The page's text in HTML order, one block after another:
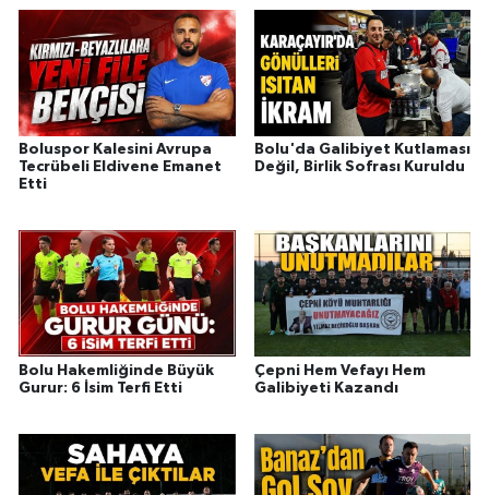
Boluspor Kalesini Avrupa
Tecrübeli Eldivene Emanet
Etti
Bolu'da Galibiyet Kutlaması
Değil, Birlik Sofrası Kuruldu
Bolu Hakemliğinde Büyük
Gurur: 6 İsim Terfi Etti
Çepni Hem Vefayı Hem
Galibiyeti Kazandı